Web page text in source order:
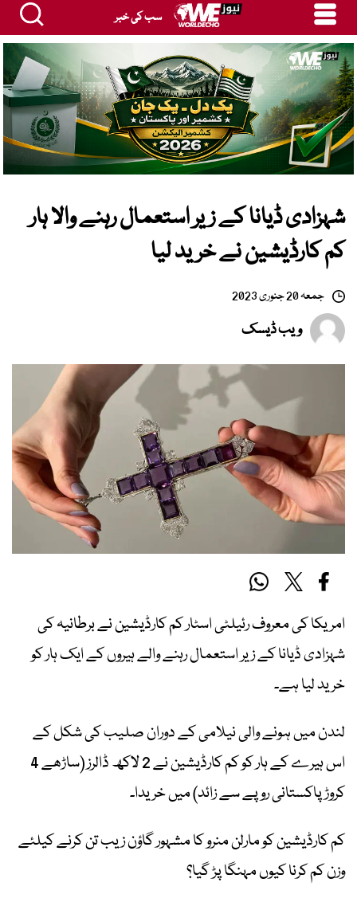
سب کی خبر
شہزادی ڈیانا کے زیر استعمال رہنے والا ہار
کم کارڈیشین نے خرید لیا
جمعہ 20 جنوری 2023
ویب ڈیسک
امریکا کی معروف رئیلٹی اسٹار کم کارڈیشین نے برطانیہ کی
شہزادی ڈیانا کے زیر استعمال رہنے والے ہیروں کے ایک ہار کو
خرید لیا ہے۔
لندن میں ہونے والی نیلامی کے دوران صلیب کی شکل کے
اس ہیرے کے ہار کو کم کارڈیشین نے 2 لاکھ ڈالرز (ساڑھے 4
کروڑ پاکستانی روپے سے زائد) میں خریدا۔
کم کارڈیشین کو مارلن منرو کا مشہور گاؤن زیب تن کرنے کیلئے
وزن کم کرنا کیوں مہنگا پڑ گیا؟